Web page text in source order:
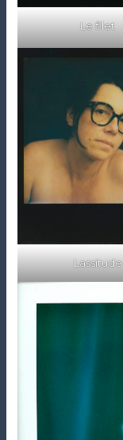
Le filet
Lassitude